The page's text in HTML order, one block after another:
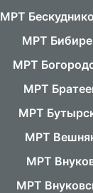
МРТ
МРТ
МРТ
МРТ
МРТ
МРТ
МРТ
МРТ